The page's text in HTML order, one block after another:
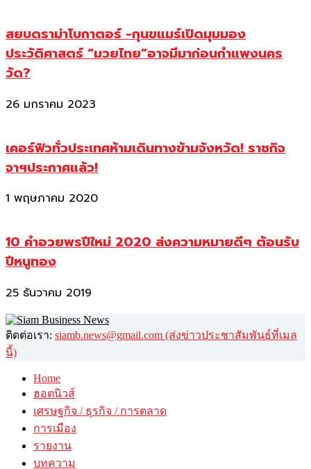
สยบดราม่าโบกาตอร์ -กุนขแมร์เปิดมุมมอง
ประวัติศาสตร์ “มวยไทย”อาจมีมาก่อนกำแพงนคร
วัด?
26 มกราคม 2023
เคอร์ฟิวทั่วประเทศห้ามเดินทางข้ามจังหวัด! ราชกิจ
จาฯประกาศแล้ว!
1 พฤษภาคม 2020
10 คำอวยพรปีใหม่ 2020 ส่งความหมายดีๆ ต้อนรับ
ปีหนูทอง
25 ธันวาคม 2019
ติดต่อเรา: siamb.news@gmail.com (ส่งข่าวประชาสัมพันธ์ที่เมล
นี้)
Home
ฮอตนิวส์
เศรษฐกิจ / ธุรกิจ / การตลาด
การเมือง
รายงาน
บทความ